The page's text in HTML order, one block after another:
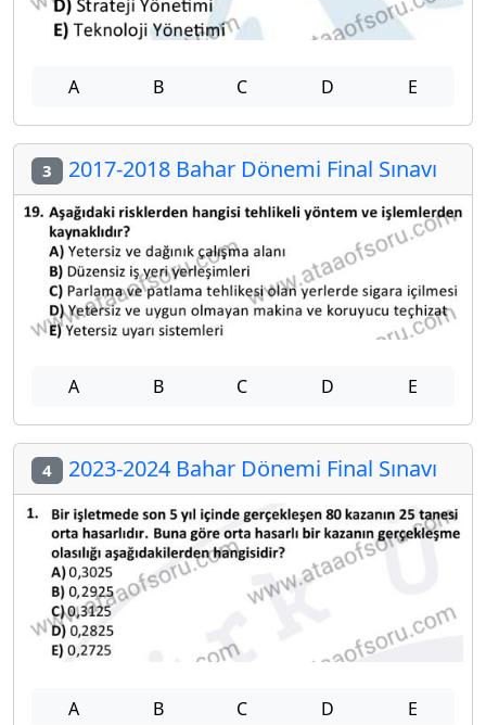
A B C D E
3 2017-2018 Bahar Dönemi Final Sınavı
A B C D E
4 2023-2024 Bahar Dönemi Final Sınavı
A B C D E